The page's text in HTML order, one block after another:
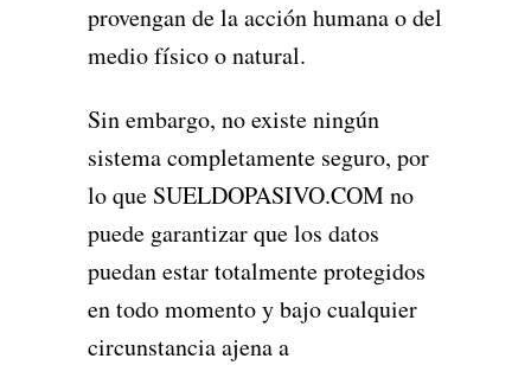
provengan de la acción humana o del
medio físico o natural.
Sin embargo, no existe ningún
sistema completamente seguro, por
lo que SUELDOPASIVO.COM no
puede garantizar que los datos
puedan estar totalmente protegidos
en todo momento y bajo cualquier
circunstancia ajena a